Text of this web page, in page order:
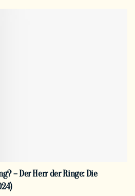
– Der Herr der Ringe: Die